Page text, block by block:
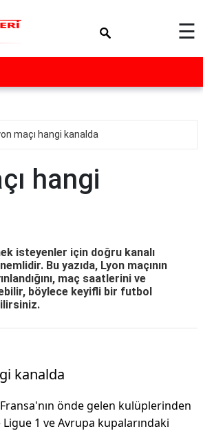
☰
maçı hangi kanalda
hangi
isteyenler için doğru kanalı
Bu yazıda, Lyon maçının
maç saatlerini ve
böylece keyifli bir futbol
kanalda
önde gelen kulüplerinden
1 ve Avrupa kupalarındaki